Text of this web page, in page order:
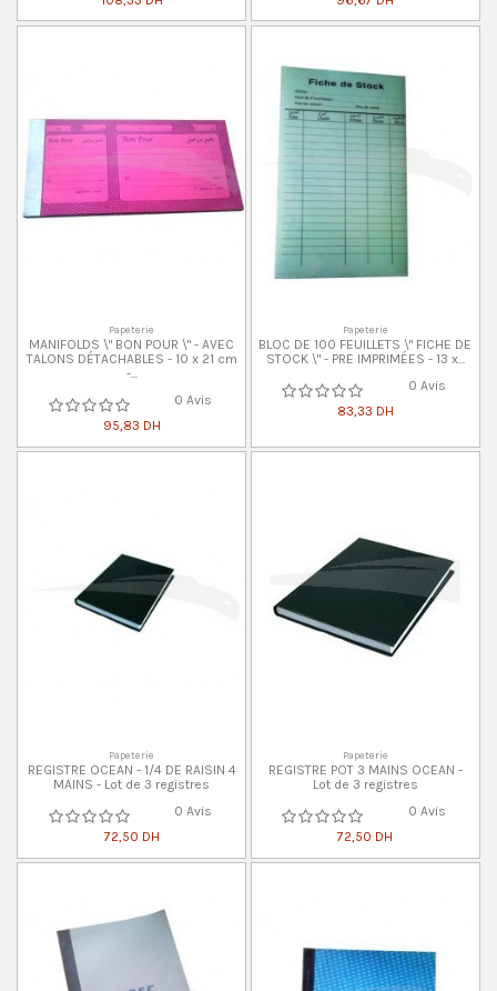
Papeterie
MANIFOLDS \" BON POUR \" - AVEC
TALONS DÉTACHABLES - 10 x 21 cm
-...
0 Avis
95,83 DH
Papeterie
BLOC DE 100 FEUILLETS \" FICHE DE
STOCK \" - PRE IMPRIMÉES - 13 x...
0 Avis
83,33 DH
Papeterie
REGISTRE OCEAN - 1/4 DE RAISIN 4
MAINS - Lot de 3 registres
0 Avis
72,50 DH
Papeterie
REGISTRE POT 3 MAINS OCEAN -
Lot de 3 registres
0 Avis
72,50 DH